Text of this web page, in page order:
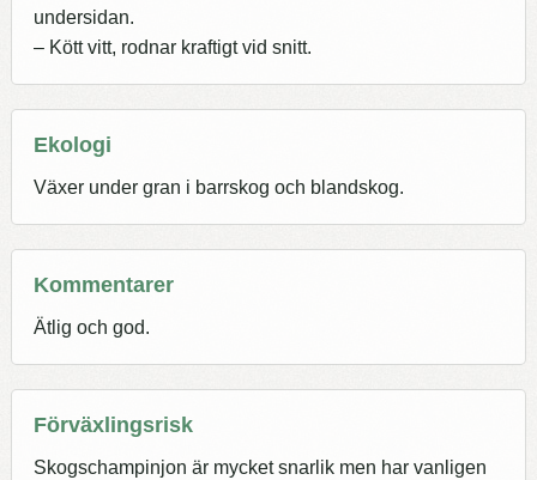
undersidan.
– Kött vitt, rodnar kraftigt vid snitt.
Ekologi
Växer under gran i barrskog och blandskog.
Kommentarer
Ätlig och god.
Förväxlingsrisk
Skogschampinjon är mycket snarlik men har vanligen